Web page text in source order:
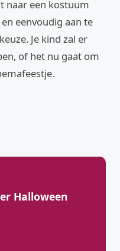
naar een kostuum
eenvoudig aan te
Je kind zal er
of het nu gaat om
Halloween